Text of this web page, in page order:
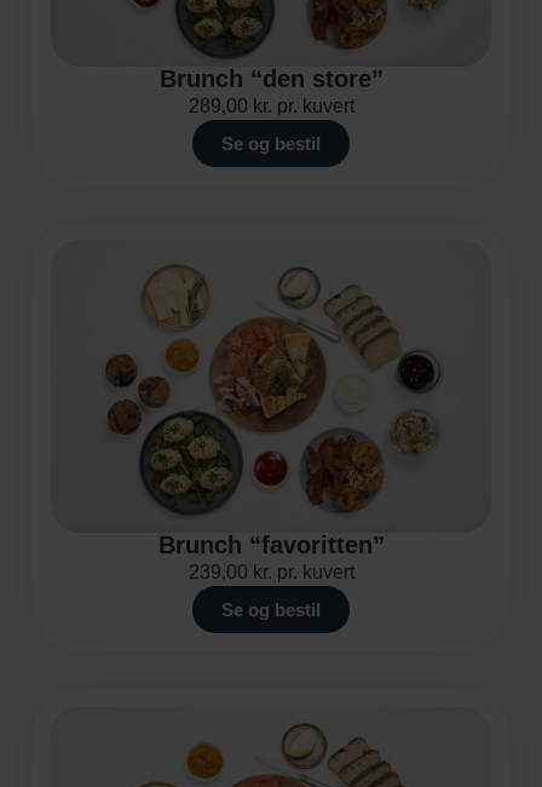
Brunch “den store”
289,00 kr. pr. kuvert
Se og bestil
Brunch “favoritten”
239,00 kr. pr. kuvert
Se og bestil